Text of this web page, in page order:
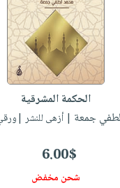
الحكمة المشرقية
جمعة | أزهى للنشر
6.00$
شحن مخفض